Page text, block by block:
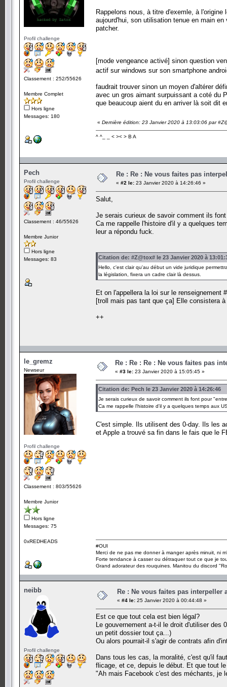
Profil challenge
Classement : 252/55626
Membre Complet
Hors ligne
Messages: 180
Rappelons nous, à titre d'exemle, à
aujourd'hui, son utilisation tenue en main
patcher.
[mode vengeance activé] sinon question
actif sur windows sur son smartphone
faudrait trouver sinon un moyen d'altérer
avec un gros aimant surpuissant a coté du
que beaucoup aient du en arriver là soit dit
« Dernière édition: 23 Janvier 2020 à 13:03:06 par
^ ^_ _ < >< > B A
Pech
Profil challenge
Classement : 46/55626
Membre Junior
Hors ligne
Messages: 83
Re : Re : Ne vous faites pas
« #2 le: 23 Janvier 2020 à 14:26:46 »
Salut,
Je serais curieux de savoir comment ils
Ca me rappelle l'histoire d'il y a quelques
leur a répondu fuck.
Citation de: #Z@tox# le 23 Janvier 2020 à
Hello, c'est clair qu'au début un vide juridique
la législation, fixera un cadre clair là dessus.
Et on l'appellera la loi sur le renseignement
[troll mais pas tant que ça] Elle consistera
++
le_gremz
Newseur
Profil challenge
Classement : 803/55626
Membre Junior
Hors ligne
Messages: 75
0xREDHEADS
Re : Re : Re : Ne vous faites pas
« #3 le: 23 Janvier 2020 à 15:05:45 »
Citation de: Pech le 23 Janvier 2020 à 14:26:46
Je serais curieux de savoir comment ils font pour
Ca me rappelle l'histoire d'il y a quelques temps aux
C'est simple. Ils utilisent des 0-day. Ils les
et Apple a trouvé sa fin dans le fais que le
#OUI
Merci de ne pas me donner à manger après minuit, ni
Forte tendance à casser ou détraquer tout ce que je
Grand adorateur des rouquines. Manitou du discord
neibb
Profil challenge
Re : Ne vous faites pas
« #4 le: 25 Janvier 2020 à 00:44:48 »
Est ce que tout cela est bien légal?
Le gouvernement a-t-il le droit d'utiliser
un petit dossier tout ça...)
Ou alors pourrait-il s'agir de contrats afin
Dans tous les cas, la moralité, c'est qu'il
flicage, et ce, depuis le début. Et que tout
"Ah mais Facebook c'est des méchants, je